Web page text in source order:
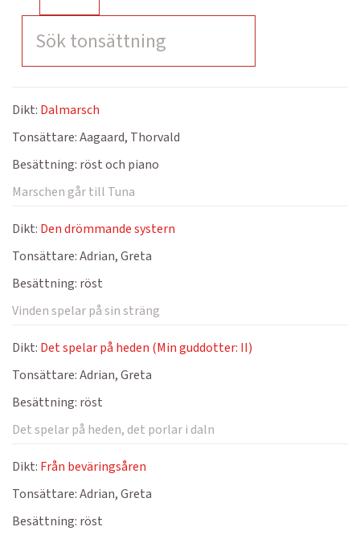
Dikt: Dalmarsch
Tonsättare:Aagaard, Thorvald
Besättning: röst och piano
Marschen går till Tuna
Dikt: Den drömmande systern
Tonsättare:Adrian, Greta
Besättning: röst
Vinden spelar på sin sträng
Dikt: Det spelar på heden (Min guddotter: II)
Tonsättare:Adrian, Greta
Besättning: röst
Det spelar på heden, det porlar i daln
Dikt: Från beväringsåren
Tonsättare:Adrian, Greta
Besättning: röst